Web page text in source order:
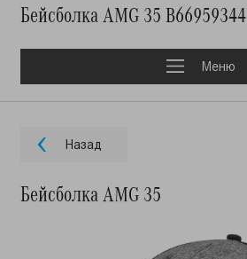
Бейсболка AMG 35 B66959344
Меню
Назад
Бейсболка AMG 35